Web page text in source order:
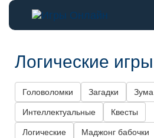
Логические игры
Головоломки Загадки Зума
Интеллектуальные Квесты
Логические Маджонг бабочки